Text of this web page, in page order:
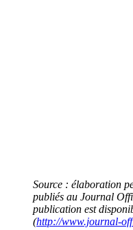
Source : élaboration
publiés au Journal
publication est
(http://www.journal-